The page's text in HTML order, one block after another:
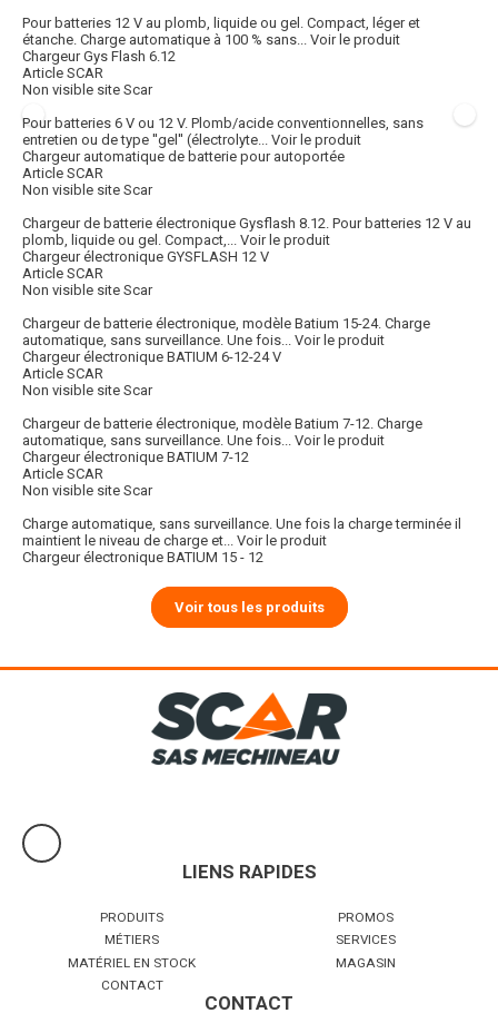
Pour batteries 12 V au plomb, liquide ou gel. Compact, léger et
étanche. Charge automatique à 100 % sans... Voir le produit
Chargeur Gys Flash 6.12
Article SCAR
Non visible site Scar
Pour batteries 6 V ou 12 V. Plomb/acide conventionnelles, sans
entretien ou de type ''gel'' (électrolyte... Voir le produit
Chargeur automatique de batterie pour autoportée
Article SCAR
Non visible site Scar
Chargeur de batterie électronique Gysflash 8.12. Pour batteries 12 V au
plomb, liquide ou gel. Compact,... Voir le produit
Chargeur électronique GYSFLASH 12 V
Article SCAR
Non visible site Scar
Chargeur de batterie électronique, modèle Batium 15-24. Charge
automatique, sans surveillance. Une fois... Voir le produit
Chargeur électronique BATIUM 6-12-24 V
Article SCAR
Non visible site Scar
Chargeur de batterie électronique, modèle Batium 7-12. Charge
automatique, sans surveillance. Une fois... Voir le produit
Chargeur électronique BATIUM 7-12
Article SCAR
Non visible site Scar
Charge automatique, sans surveillance. Une fois la charge terminée il
maintient le niveau de charge et... Voir le produit
Chargeur électronique BATIUM 15 - 12
Voir tous les produits
LIENS RAPIDES
PRODUITS
PROMOS
MÉTIERS
SERVICES
MATÉRIEL EN STOCK
MAGASIN
CONTACT
CONTACT